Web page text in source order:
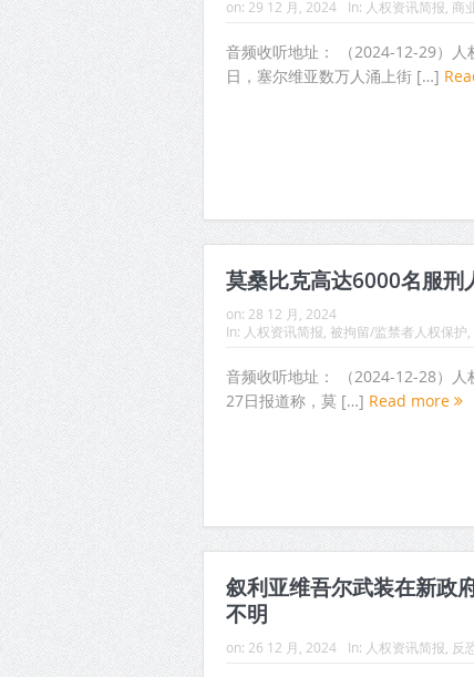
on: 29 12 月, 2024 In: 人权资讯简报 商
音频收听地址： （2024-12-29）
日，塞尔维亚数万人涌上街 […]
莫桑比克高达6000名服刑
on: 28 12 月, 2024
In: 人权资讯简报 被拘留/监禁者人权保护
音频收听地址： （2024-12-28）人
27日报道称，莫 […] Read more
叙利亚维吾尔武装在新政
不明
on: 26 12 月, 2024 In: 人权资讯简报 反